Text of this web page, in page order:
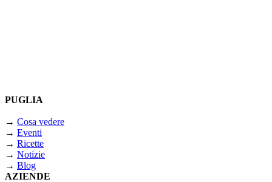
PUGLIA
→ Cosa vedere
→ Eventi
→ Ricette
→ Notizie
→ Blog
AZIENDE